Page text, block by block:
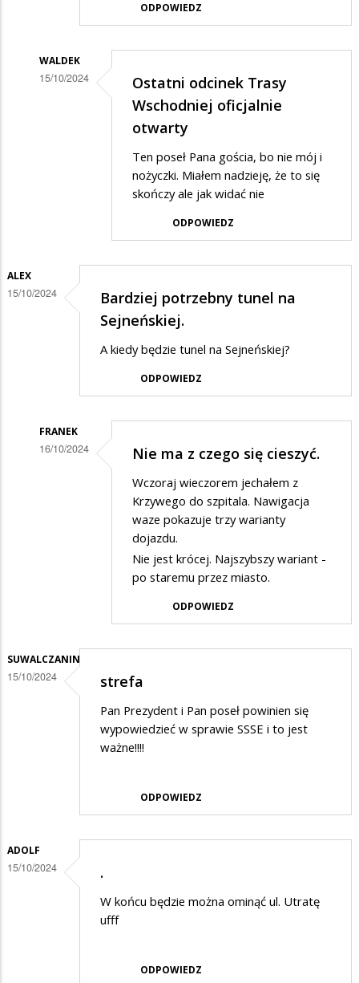
ODPOWIEDZ
WALDEK
15/10/2024
odcinek
Trasy
Wschodniej
Ostatni odcinek Trasy
Wschodniej oficjalnie
otwarty
Ten poseł Pana gościa, bo nie mój i
nożyczki. Miałem nadzieję, że to się
skończy ale jak widać nie
ODPOWIEDZ
ALEX
15/10/2024
Bardziej potrzebny tunel na
Sejneńskiej.
A kiedy będzie tunel na Sejneńskiej?
ODPOWIEDZ
FRANEK
16/10/2024
tunel
na
Sejneńskiej.
Nie ma z czego się cieszyć.
Wczoraj wieczorem jechałem z
Krzywego do szpitala. Nawigacja
waze pokazuje trzy warianty
dojazdu.
Nie jest krócej. Najszybszy wariant -
po staremu przez miasto.
ODPOWIEDZ
SUWALCZANIN
15/10/2024 strefa
Pan Prezydent i Pan poseł powinien się
wypowiedzieć w sprawie SSSE i to jest
ważne!!!!
ODPOWIEDZ
ADOLF
15/10/2024 .
W końcu będzie można ominąć ul. Utratę
ufff
ODPOWIEDZ